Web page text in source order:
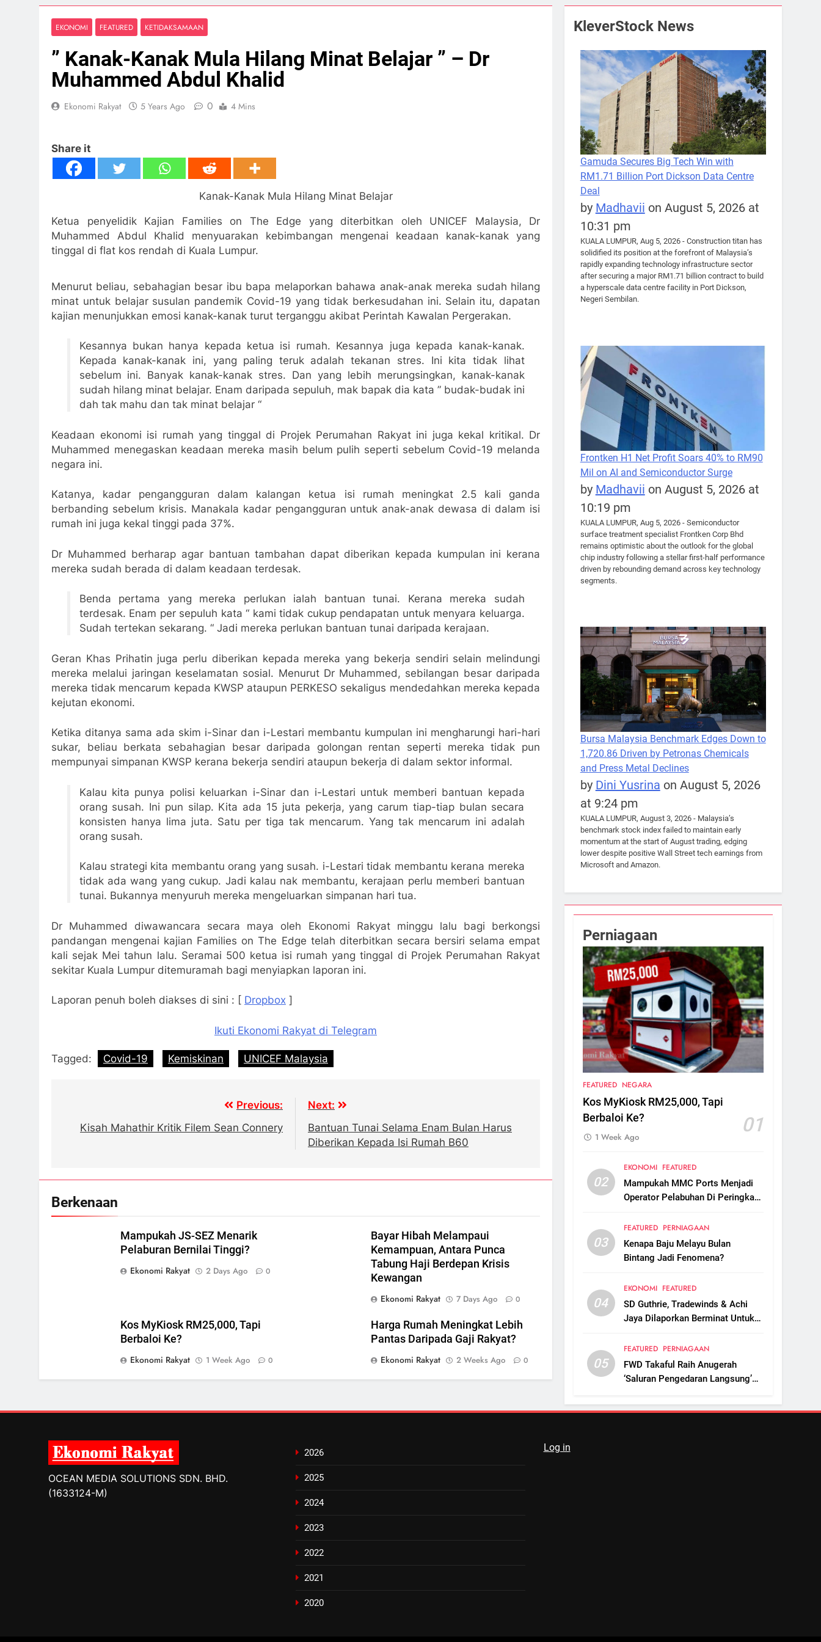
EKONOMI FEATURED KETIDAKSAMAAN
” Kanak-Kanak Mula Hilang Minat Belajar ” – Dr
Muhammed Abdul Khalid
Ekonomi Rakyat 5 Years Ago 0 4 Mins
Share it
Kanak-Kanak Mula Hilang Minat Belajar
Ketua penyelidik Kajian Families on The Edge yang diterbitkan oleh UNICEF Malaysia, Dr
Muhammed Abdul Khalid menyuarakan kebimbangan mengenai keadaan kanak-kanak yang
tinggal di flat kos rendah di Kuala Lumpur.
Menurut beliau, sebahagian besar ibu bapa melaporkan bahawa anak-anak mereka sudah hilang
minat untuk belajar susulan pandemik Covid-19 yang tidak berkesudahan ini. Selain itu, dapatan
kajian menunjukkan emosi kanak-kanak turut terganggu akibat Perintah Kawalan Pergerakan.
Kesannya bukan hanya kepada ketua isi rumah. Kesannya juga kepada kanak-kanak.
Kepada kanak-kanak ini, yang paling teruk adalah tekanan stres. Ini kita tidak lihat
sebelum ini. Banyak kanak-kanak stres. Dan yang lebih merungsingkan, kanak-kanak
sudah hilang minat belajar. Enam daripada sepuluh, mak bapak dia kata ” budak-budak ini
dah tak mahu dan tak minat belajar “
Keadaan ekonomi isi rumah yang tinggal di Projek Perumahan Rakyat ini juga kekal kritikal. Dr
Muhammed menegaskan keadaan mereka masih belum pulih seperti sebelum Covid-19 melanda
negara ini.
Katanya, kadar pengangguran dalam kalangan ketua isi rumah meningkat 2.5 kali ganda
berbanding sebelum krisis. Manakala kadar pengangguran untuk anak-anak dewasa di dalam isi
rumah ini juga kekal tinggi pada 37%.
Dr Muhammed berharap agar bantuan tambahan dapat diberikan kepada kumpulan ini kerana
mereka sudah berada di dalam keadaan terdesak.
Benda pertama yang mereka perlukan ialah bantuan tunai. Kerana mereka sudah
terdesak. Enam per sepuluh kata “ kami tidak cukup pendapatan untuk menyara keluarga.
Sudah tertekan sekarang. “ Jadi mereka perlukan bantuan tunai daripada kerajaan.
Geran Khas Prihatin juga perlu diberikan kepada mereka yang bekerja sendiri selain melindungi
mereka melalui jaringan keselamatan sosial. Menurut Dr Muhammed, sebilangan besar daripada
mereka tidak mencarum kepada KWSP ataupun PERKESO sekaligus mendedahkan mereka kepada
kejutan ekonomi.
Ketika ditanya sama ada skim i-Sinar dan i-Lestari membantu kumpulan ini mengharungi hari-hari
sukar, beliau berkata sebahagian besar daripada golongan rentan seperti mereka tidak pun
mempunyai simpanan KWSP kerana bekerja sendiri ataupun bekerja di dalam sektor informal.
Kalau kita punya polisi keluarkan i-Sinar dan i-Lestari untuk memberi bantuan kepada
orang susah. Ini pun silap. Kita ada 15 juta pekerja, yang carum tiap-tiap bulan secara
konsisten hanya lima juta. Satu per tiga tak mencarum. Yang tak mencarum ini adalah
orang susah.
Kalau strategi kita membantu orang yang susah. i-Lestari tidak membantu kerana mereka
tidak ada wang yang cukup. Jadi kalau nak membantu, kerajaan perlu memberi bantuan
tunai. Bukannya menyuruh mereka mengeluarkan simpanan hari tua.
Dr Muhammed diwawancara secara maya oleh Ekonomi Rakyat minggu lalu bagi berkongsi
pandangan mengenai kajian Families on The Edge telah diterbitkan secara bersiri selama empat
kali sejak Mei tahun lalu. Seramai 500 ketua isi rumah yang tinggal di Projek Perumahan Rakyat
sekitar Kuala Lumpur ditemuramah bagi menyiapkan laporan ini.
Laporan penuh boleh diakses di sini : [ Dropbox ]
Ikuti Ekonomi Rakyat di Telegram
Tagged: Covid-19 Kemiskinan UNICEF Malaysia
navigation
Previous:
Kisah Mahathir Kritik Filem Sean Connery
Next:
Bantuan Tunai Selama Enam Bulan Harus
Diberikan Kepada Isi Rumah B60
Berkenaan
Mampukah JS-SEZ Menarik
Pelaburan Bernilai Tinggi?
Ekonomi Rakyat
2 Days Ago 0
Bayar Hibah Melampaui
Kemampuan, Antara Punca
Tabung Haji Berdepan Krisis
Kewangan
Ekonomi Rakyat
7 Days Ago 0
Kos MyKiosk RM25,000, Tapi
Berbaloi Ke?
Ekonomi Rakyat
1 Week Ago 0
Harga Rumah Meningkat Lebih
Pantas Daripada Gaji Rakyat?
Ekonomi Rakyat
2 Weeks Ago 0
KleverStock News
Gamuda Secures Big Tech Win with
RM1.71 Billion Port Dickson Data Centre
Deal
by Madhavii on August 5, 2026 at
10:31 pm
KUALA LUMPUR, Aug 5, 2026 - Construction titan has
solidified its position at the forefront of Malaysia’s
rapidly expanding technology infrastructure sector
after securing a major RM1.71 billion contract to build
a hyperscale data centre facility in Port Dickson,
Negeri Sembilan.
Frontken H1 Net Profit Soars 40% to RM90
Mil on AI and Semiconductor Surge
by Madhavii on August 5, 2026 at
10:19 pm
KUALA LUMPUR, Aug 5, 2026 - Semiconductor
surface treatment specialist Frontken Corp Bhd
remains optimistic about the outlook for the global
chip industry following a stellar first-half performance
driven by rebounding demand across key technology
segments.
Bursa Malaysia Benchmark Edges Down to
1,720.86 Driven by Petronas Chemicals
and Press Metal Declines
by Dini Yusrina on August 5, 2026
at 9:24 pm
KUALA LUMPUR, August 3, 2026 - Malaysia’s
benchmark stock index failed to maintain early
momentum at the start of August trading, edging
lower despite positive Wall Street tech earnings from
Microsoft and Amazon.
Perniagaan
FEATURED NEGARA
Kos MyKiosk RM25,000, Tapi
Berbaloi Ke?
01
1 Week Ago
02
EKONOMI FEATURED
Mampukah MMC Ports Menjadi
Operator Pelabuhan Di Peringkat
03
FEATURED PERNIAGAAN
Kenapa Baju Melayu Bulan
Bintang Jadi Fenomena?
04
EKONOMI FEATURED
SD Guthrie, Tradewinds & Achi
Jaya Dilaporkan Berminat Untuk
05
FEATURED PERNIAGAAN
FWD Takaful Raih Anugerah
‘Saluran Pengedaran Langsung’
OCEAN MEDIA SOLUTIONS SDN. BHD.
(1633124-M)
2026
2025
2024
2023
2022
2021
2020
Log in